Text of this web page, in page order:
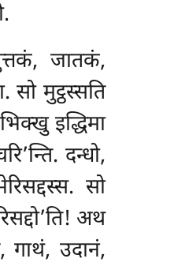
जातकं,
सो मुट्ठस्सति
इद्धिमा
दन्धो,
सो
अथ
गाथं, उदानं,